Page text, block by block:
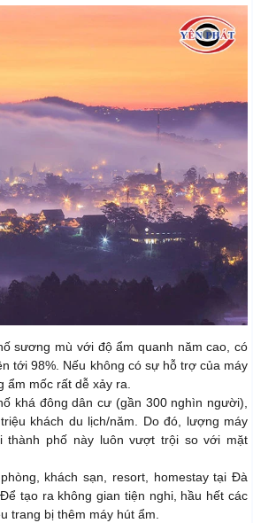
sương mù với độ ẩm quanh năm cao, có
tới 98%. Nếu không có sự hỗ trợ của máy
ẩm mốc rất dễ xảy ra.
khá đông dân cư (gần 300 nghìn người),
khách du lịch/năm. Do đó, lượng máy
thành phố này luôn vượt trội so với mặt
khách sạn, resort, homestay tại Đà
tạo ra không gian tiện nghi, hầu hết các
trang bị thêm máy hút ẩm.